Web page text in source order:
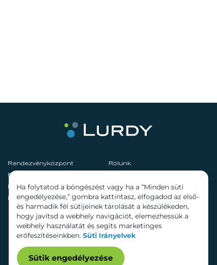
Rendezvényközpont
Rólunk
Fenntarthatóság
Hírek
Szolgáltatások
Kapcsolat
Bérelhető területek
Ha folytatod a böngészést vagy ha a “Minden süti
engedélyezése,” gombra kattintasz, elfogadod az első-
és harmadik fél sütijeinek tárolását a készülékeden,
hogy javítsd a webhely navigációt, elemezhessük a
webhely használatát és segíts marketinges
erőfeszítéseinkben. Süti Irányelvek
Sütik engedélyezése